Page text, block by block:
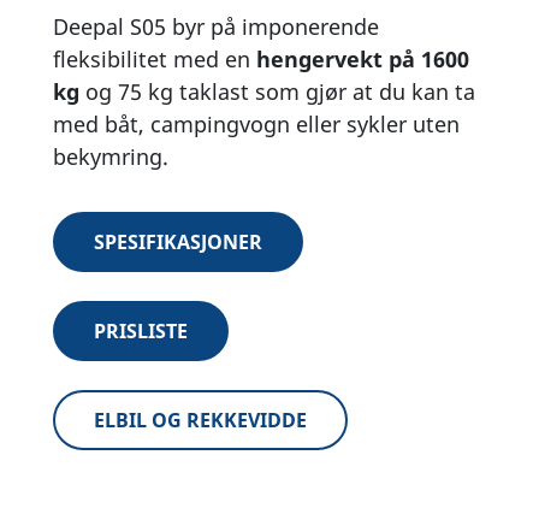
Deepal S05 byr på imponerende
fleksibilitet med en hengervekt på 1600
kg og 75 kg taklast som gjør at du kan ta
med båt, campingvogn eller sykler uten
bekymring.
SPESIFIKASJONER
PRISLISTE
ELBIL OG REKKEVIDDE